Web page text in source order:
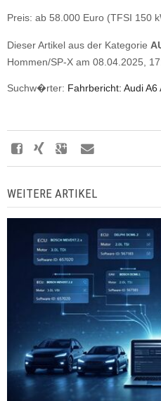
Preis: ab 58.000 Euro (TFSI 150
Dieser Artikel aus der Kategorie
Hommen/SP-X am 08.04.2025,
Suchw�rter: Fahrbericht: Audi A6
WEITERE ARTIKEL